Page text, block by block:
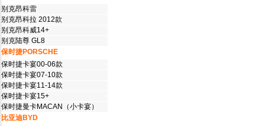
别克昂科雷
别克昂科拉 2012款
别克昂科威14+
别克陆尊 GL8
保时捷PORSCHE
保时捷卡宴00-06款
保时捷卡宴07-10款
保时捷卡宴11-14款
保时捷卡宴15+
保时捷曼卡MACAN（小卡宴）
比亚迪BYD